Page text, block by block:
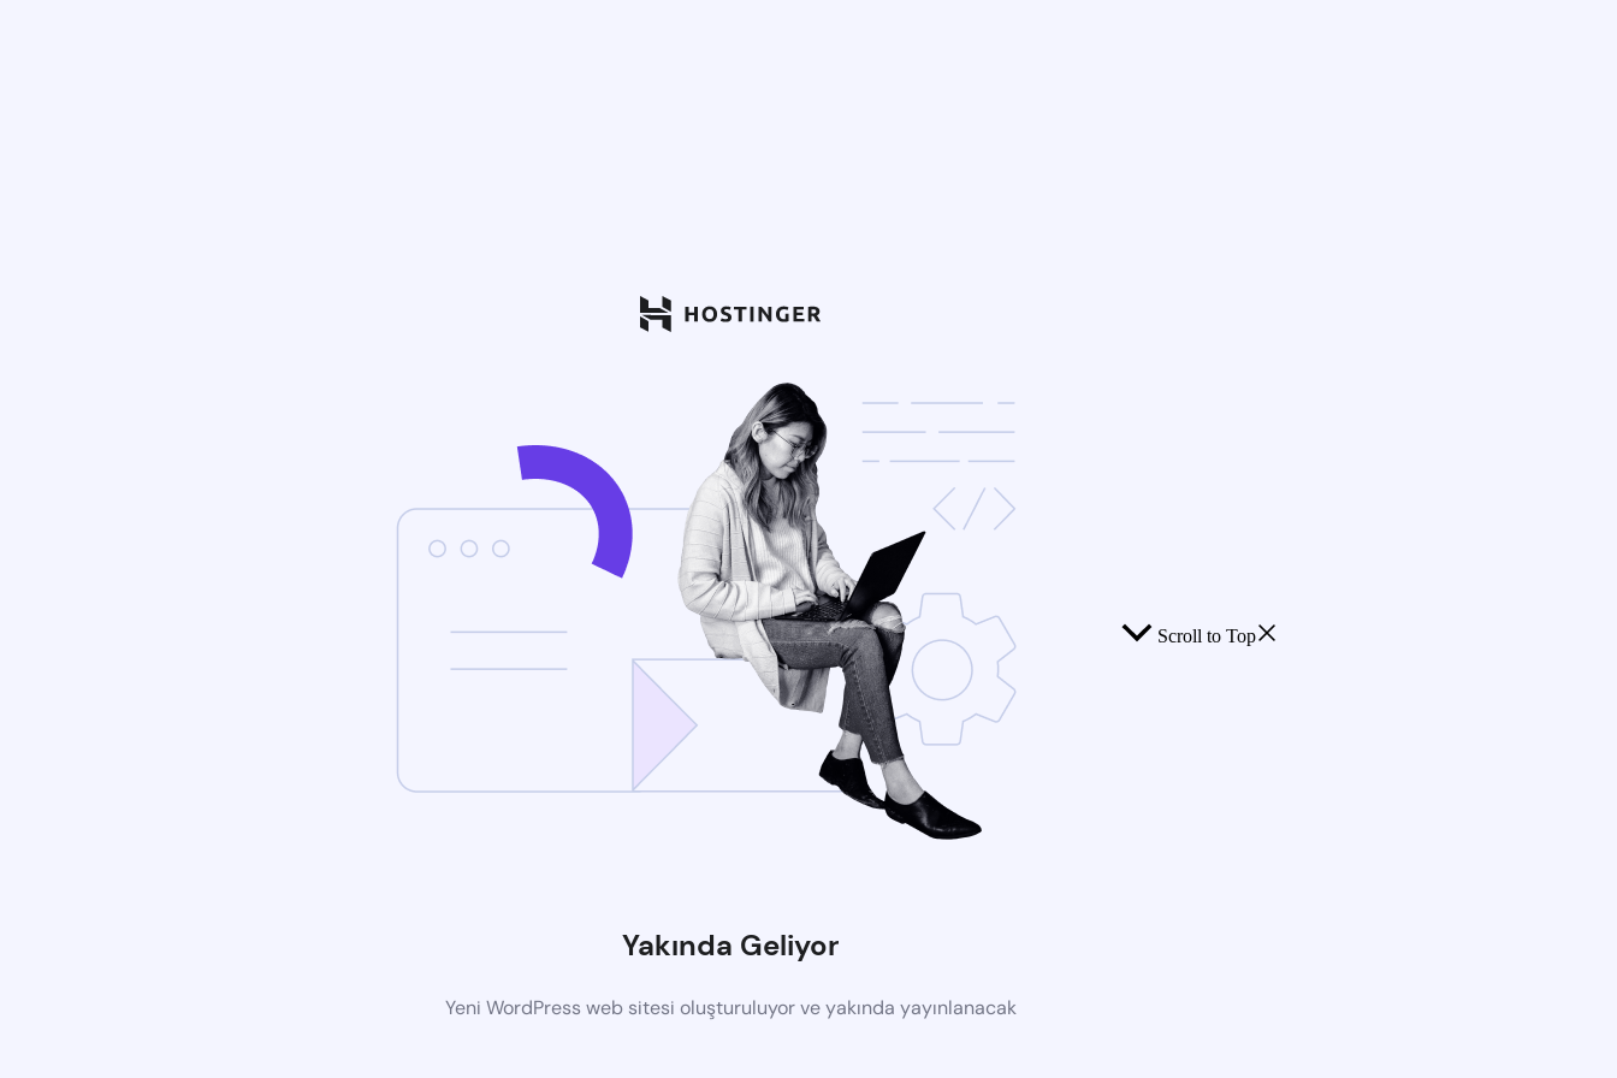
Yakında Geliyor
Yeni WordPress web sitesi oluşturuluyor ve yakında yayınlanacak
Scroll to Top